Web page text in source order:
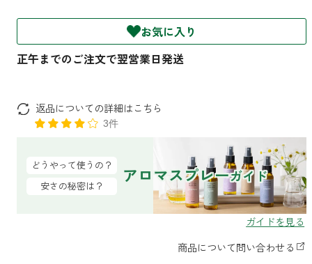
ティーセント
リードディフューザー
睡眠用
ねむりの魔法
衣類・ファブリック用
ファブリックミスト
ラベンダー
グッドスリープ
マスククリップ
店舗情報
ご利用ガイド
読みもの
お気に入り
返品についての詳細はこちら
3件
どうやって使うの？
安さの秘密は？
アロマスプレーガイド